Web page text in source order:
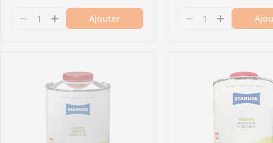
Diminuer la quantité pour 02079315 -
Augmenter la quantité pour 02079315 -
Ajouter
Diminuer la